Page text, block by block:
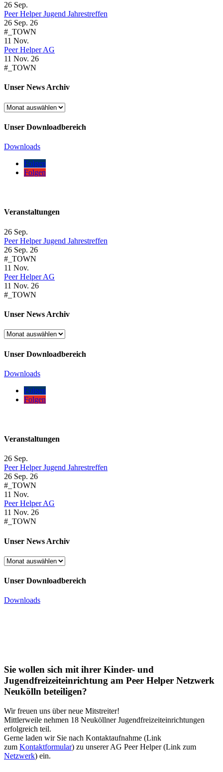
26 Sep.
Peer Helper Jugend Jahrestreffen
26 Sep. 26
#_TOWN
11 Nov.
Peer Helper AG
11 Nov. 26
#_TOWN
Unser News Archiv
Unser
Archiv
Unser Downloadbereich
Downloads
Folgen
Folgen
Veranstaltungen
26 Sep.
Peer Helper Jugend Jahrestreffen
26 Sep. 26
#_TOWN
11 Nov.
Peer Helper AG
11 Nov. 26
#_TOWN
Unser News Archiv
Unser
Archiv
Unser Downloadbereich
Downloads
Folgen
Folgen
Veranstaltungen
26 Sep.
Peer Helper Jugend Jahrestreffen
26 Sep. 26
#_TOWN
11 Nov.
Peer Helper AG
11 Nov. 26
#_TOWN
Unser News Archiv
Unser
Archiv
Unser Downloadbereich
Downloads
Sie wollen sich mit ihrer Kinder- und
Jugendfreizeiteinrichtung am Peer Helper Netzwerk
Neukölln beteiligen?
Wir freuen uns über neue Mitstreiter!
Mittlerweile nehmen 18 Neuköllner Jugendfreizeiteinrichtungen
erfolgreich teil.
Gerne laden wir Sie nach Kontaktaufnahme (Link
zum Kontaktformular) zu unserer AG Peer Helper (Link zum
Netzwerk) ein.